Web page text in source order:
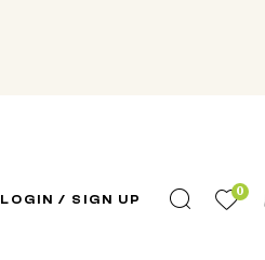
LOGIN / SIGN UP 0